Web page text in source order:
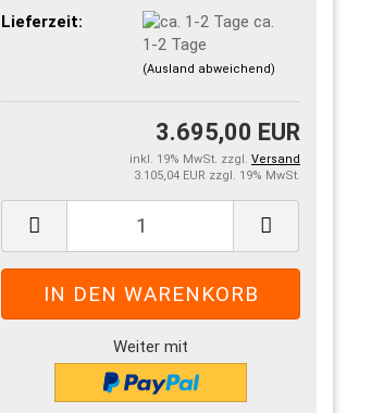
Lieferzeit:
ca.
1-2 Tage
(Ausland abweichend)
3.695,00 EUR
inkl. 19% MwSt. zzgl. Versand
3.105,04 EUR zzgl. 19% MwSt.
Weiter mit